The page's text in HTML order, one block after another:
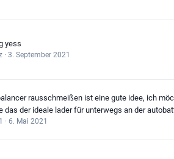
yess
· 3. September 2021
rausschmeißen ist eine gute idee, ich
das der ideale lader für unterwegs an der
· 6. Mai 2021